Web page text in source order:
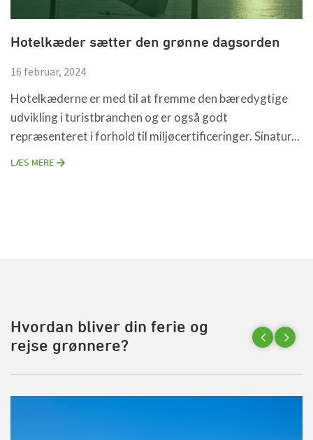
Hotelkæder sætter den grønne dagsorden
16 februar, 2024
Hotelkæderne er med til at fremme den bæredygtige
udvikling i turistbranchen og er også godt
repræsenteret i forhold til miljøcertificeringer. Sinatur...
LÆS MERE
Hvordan bliver din ferie og
rejse grønnere?